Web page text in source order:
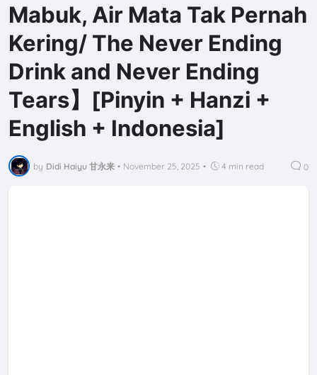
Mabuk, Air Mata Tak Pernah
Kering/ The Never Ending
Drink and Never Ending
Tears】[Pinyin + Hanzi +
English + Indonesia]
by Didi Haiyu 甘永来 • November 25, 2025 • 4 min read 0